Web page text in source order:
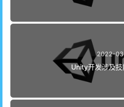
2022-
Unity开发涉及